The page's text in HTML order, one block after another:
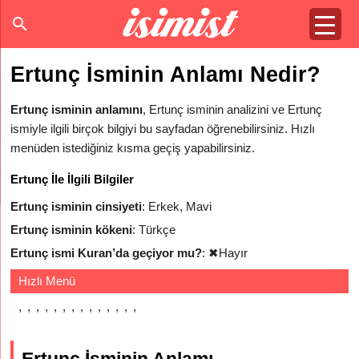
Ertunç İsminin Anlamı Nedir?
Ertunç isminin anlamını, Ertunç isminin analizini ve Ertunç
ismiyle ilgili birçok bilgiyi bu sayfadan öğrenebilirsiniz. Hızlı
menüden istediğiniz kısma geçiş yapabilirsiniz.
Ertunç İle İlgili Bilgiler
Ertunç isminin cinsiyeti: Erkek, Mavi
Ertunç isminin kökeni: Türkçe
Ertunç ismi Kuran’da geçiyor mu?: ✖Hayır
Hızlı Menü